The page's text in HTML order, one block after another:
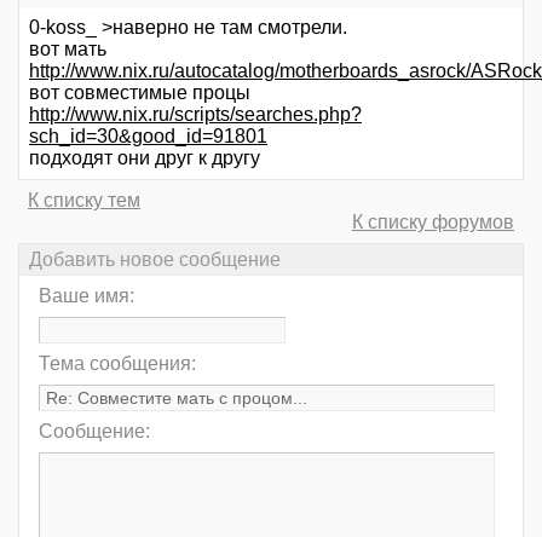
0-koss_ >наверно не там смотрели.
вот мать
http://www.nix.ru/autocatalog/motherboards_asrock/
вот совместимые процы
http://www.nix.ru/scripts/searches.php?
sch_id=30&good_id=91801
подходят они друг к другу
К списку тем
К списку форумов
Добавить новое сообщение
Ваше имя:
Тема сообщения:
Сообщение: